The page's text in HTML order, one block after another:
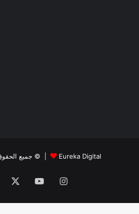
جميع الحقوق محفوظة 2025 © | Eureka Digital
Facebook YouTubeInstagram